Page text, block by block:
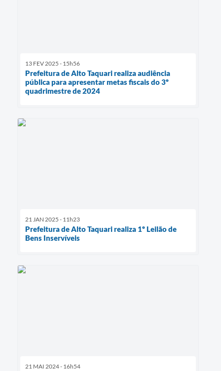
13 FEV 2025 - 15h56
Prefeitura de Alto Taquari realiza audiência
pública para apresentar metas fiscais do 3º
quadrimestre de 2024
21 JAN 2025 - 11h23
Prefeitura de Alto Taquari realiza 1º Leilão de
Bens Inservíveis
21 MAI 2024 - 16h54